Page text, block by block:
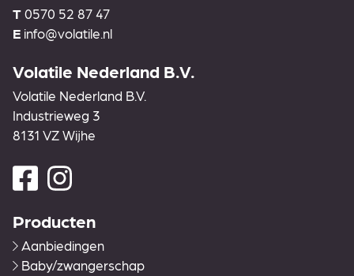
T 0570 52 87 47
E info@volatile.nl
Volatile Nederland B.V.
Volatile Nederland B.V.
Industrieweg 3
8131 VZ Wijhe
Producten
Aanbiedingen
Baby/zwangerschap